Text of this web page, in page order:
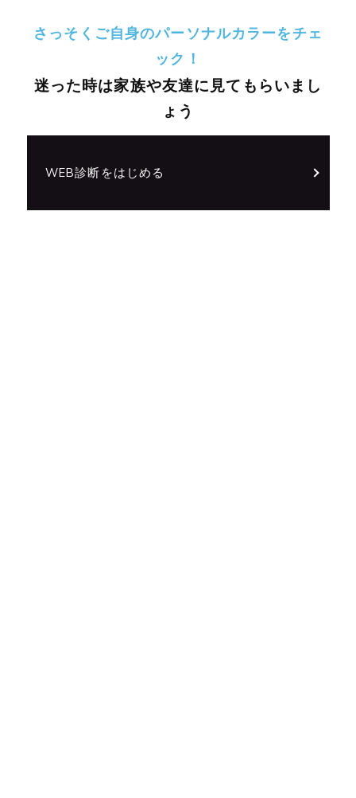
さっそくご自身のパーソナルカラーをチェ
ック！
迷った時は家族や友達に見てもらいまし
ょう
WEB診断をはじめる